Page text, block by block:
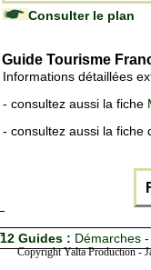
Consulter le plan
Guide Tourisme
Informations détaillées
- consultez aussi la fiche
- consultez aussi la fiche
12 Guides : Démarches
Copyright Yalta Production -